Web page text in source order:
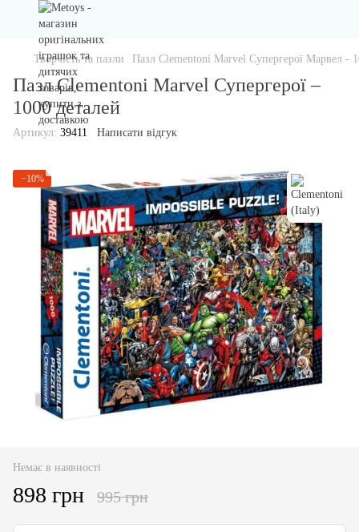
Творчiсть та пазли Пазл Clementoni Marvel Супергерої Марвел -
Пазл Clementoni Marvel Супергерої –
1000 деталей
Артикул: 39411 Написати відгук
−10%
Немає в наявності
898 грн 995 грн